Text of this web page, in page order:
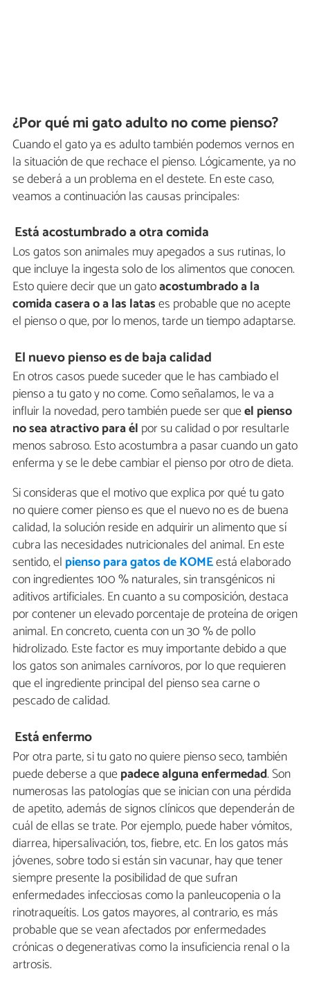
¿Por qué mi gato adulto no come pienso?
Cuando el gato ya es adulto también podemos vernos en
la situación de que rechace el pienso. Lógicamente, ya no
se deberá a un problema en el destete. En este caso,
veamos a continuación las causas principales:
Está acostumbrado a otra comida
Los gatos son animales muy apegados a sus rutinas, lo
que incluye la ingesta solo de los alimentos que conocen.
Esto quiere decir que un gatoacostumbrado a la
comida casera o a las latases probable que no acepte
el pienso o que, por lo menos, tarde un tiempo adaptarse.
El nuevo pienso es de baja calidad
En otros casos puede suceder que le has cambiado el
pienso a tu gato y no come. Como señalamos, le va a
influir la novedad, pero también puede ser queel pienso
no sea atractivo para él por su calidad o por resultarle
menos sabroso. Esto acostumbra a pasar cuando un gato
enferma y se le debe cambiar el pienso por otro de dieta.
Si consideras que el motivo que explica por qué tu gato
no quiere comer pienso es que el nuevo no es de buena
calidad, la solución reside en adquirir un alimento que sí
cubra las necesidades nutricionales del animal. En este
sentido, el pienso para gatos de KOMEestá elaborado
con ingredientes 100 % naturales, sin transgénicos ni
aditivos artificiales. En cuanto a su composición, destaca
por contener un elevado porcentaje de proteína de origen
animal. En concreto, cuenta con un 30 % de pollo
hidrolizado. Este factor es muy importante debido a que
los gatos son animales carnívoros, por lo que requieren
que el ingrediente principal del pienso sea carne o
pescado de calidad.
Está enfermo
Por otra parte, si tu gato no quiere pienso seco, también
puede deberse a quepadece alguna enfermedad. Son
numerosas las patologías que se inician con una pérdida
de apetito, además de signos clínicos que dependerán de
cuál de ellas se trate. Por ejemplo, puede haber vómitos,
diarrea, hipersalivación, tos, fiebre, etc. En los gatos más
jóvenes, sobre todo si están sin vacunar, hay que tener
siempre presente la posibilidad de que sufran
enfermedades infecciosas como la panleucopenia o la
rinotraqueítis. Los gatos mayores, al contrario, es más
probable que se vean afectados por enfermedades
crónicas o degenerativas como la insuficiencia renal o la
artrosis.